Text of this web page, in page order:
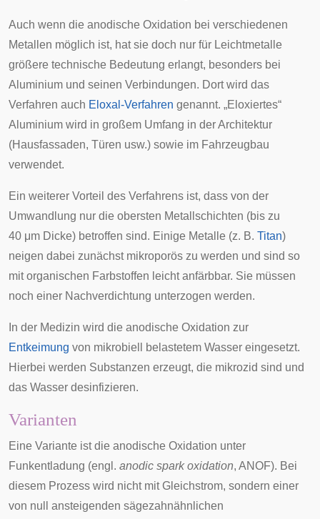
Auch wenn die anodische Oxidation bei verschiedenen
Metallen möglich ist, hat sie doch nur für Leichtmetalle
größere technische Bedeutung erlangt, besonders bei
Aluminium und seinen Verbindungen. Dort wird das
Verfahren auch Eloxal-Verfahren genannt. „Eloxiertes“
Aluminium wird in großem Umfang in der Architektur
(Hausfassaden, Türen usw.) sowie im Fahrzeugbau
verwendet.
Ein weiterer Vorteil des Verfahrens ist, dass von der
Umwandlung nur die obersten Metallschichten (bis zu
40 μm Dicke) betroffen sind. Einige Metalle (z. B. Titan)
neigen dabei zunächst mikroporös zu werden und sind so
mit organischen Farbstoffen leicht anfärbbar. Sie müssen
noch einer Nachverdichtung unterzogen werden.
In der Medizin wird die anodische Oxidation zur
Entkeimung von mikrobiell
belastetem Wasser eingesetzt.
Hierbei werden Substanzen erzeugt, die mikrozid sind und
das Wasser desinfizieren.
Varianten
Eine Variante ist die anodische Oxidation unter
Funkentladung (engl. anodic spark oxidation, ANOF). Bei
diesem Prozess wird nicht mit Gleichstrom, sondern einer
von null ansteigenden sägezahnähnlichen